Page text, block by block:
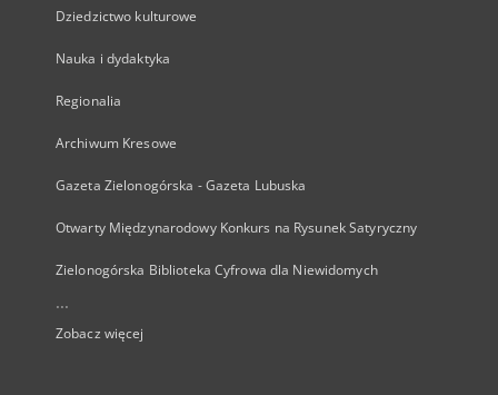
Dziedzictwo kulturowe
Nauka i dydaktyka
Regionalia
Archiwum Kresowe
Gazeta Zielonogórska - Gazeta Lubuska
Otwarty Międzynarodowy Konkurs na Rysunek Satyryczny
Zielonogórska Biblioteka Cyfrowa dla Niewidomych
...
Zobacz więcej